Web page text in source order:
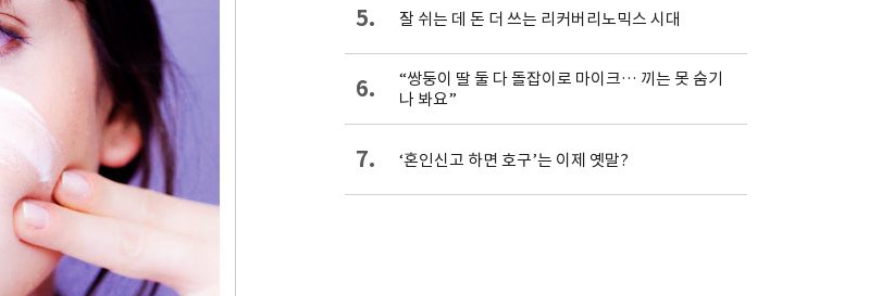
5. 잘 쉬는 데 돈 더 쓰는 리커버리노믹스 시대
6.
“쌍둥이 딸 둘 다 돌잡이로 마이크… 끼는 못 숨기
나 봐요”
7. ‘혼인신고 하면 호구’는 이제 옛말?